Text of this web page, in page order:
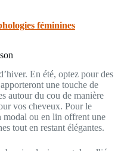
féminines
En été, optez pour des
une touche de
autour du cou de manière
vos cheveux. Pour le
modal ou en lin offrent une
tout en restant élégantes.